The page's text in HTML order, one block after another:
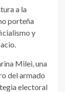
a la
porteña
y
Milei, una
del armado
electoral